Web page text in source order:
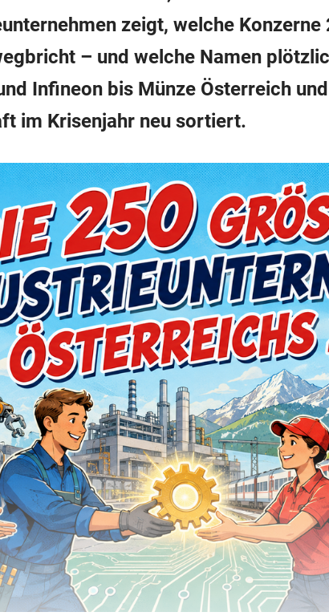
zeigt, welche
– und welche Namen
Infineon bis Münze Österreich
im Krisenjahr neu sortiert.